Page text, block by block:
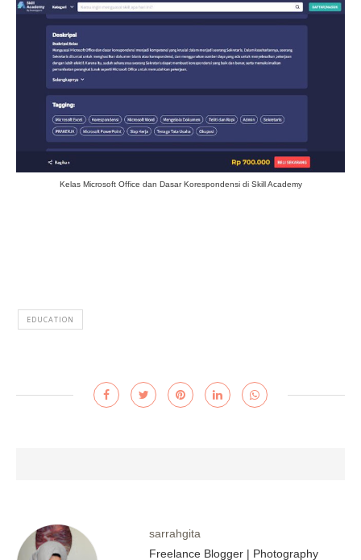
Kelas Microsoft Office dan Dasar Korespondensi di Skill Academy
EDUCATION
sarrahgita
Freelance Blogger | Photography